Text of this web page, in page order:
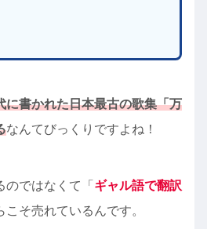
に書かれた日本最古の歌集「万
なんてびっくりですよね！
ではなくて「 ギャル語で翻訳
こそ売れているんです。